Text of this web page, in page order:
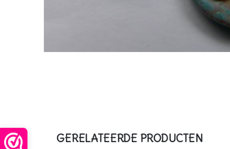
GERELATEERDE PRODUCTEN